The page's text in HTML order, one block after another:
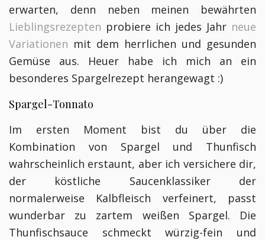
erwarten, denn neben meinen bewährten
Lieblingsrezepten probiere ich jedes Jahr neue
Variationen mit dem herrlichen und gesunden
Gemüse aus. Heuer habe ich mich an ein
besonderes Spargelrezept herangewagt :)
Spargel-Tonnato
Im ersten Moment bist du über die
Kombination von Spargel und Thunfisch
wahrscheinlich erstaunt, aber ich versichere dir,
der köstliche Saucenklassiker der
normalerweise Kalbfleisch verfeinert, passt
wunderbar zu zartem weißen Spargel. Die
Thunfischsauce schmeckt würzig-fein und